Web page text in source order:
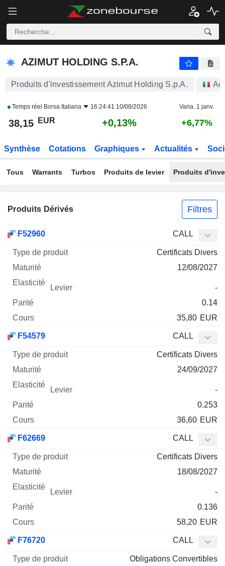
AZIMUT HOLDING S.P.A.
AZIMUT HOLDING S.P.A.
Produits d'investissement Azimut Holding S.p.A.
Temps réel Borsa Italiana 16:24:41 10/08/2026 Varia. 1 janv.
38,15 EUR +0,13% +6,77%
Synthèse Cotations Graphiques Actualités
Tous Warrants Turbos Produits de levier Produits
Produits Dérivés Filtres
Mnemo Type produit
Elasticité Levier Parité
F52960 CALL
Certificats Divers
12/08/2027
-
0.14
35,80 EUR
F54579 CALL
Certificats Divers
24/09/2027
-
0.253
36,60 EUR
F62669 CALL
Certificats Divers
18/08/2027
-
0.136
58,20 EUR
F76720 CALL
Obligations Convertibles